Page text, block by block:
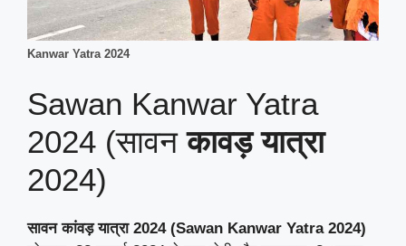
Kanwar Yatra 2024
Sawan Kanwar Yatra
2024 (सावनकावड़ यात्रा
2024)
सावन कांवड़ यात्रा 2024 (Sawan Kanwar Yatra 2024)